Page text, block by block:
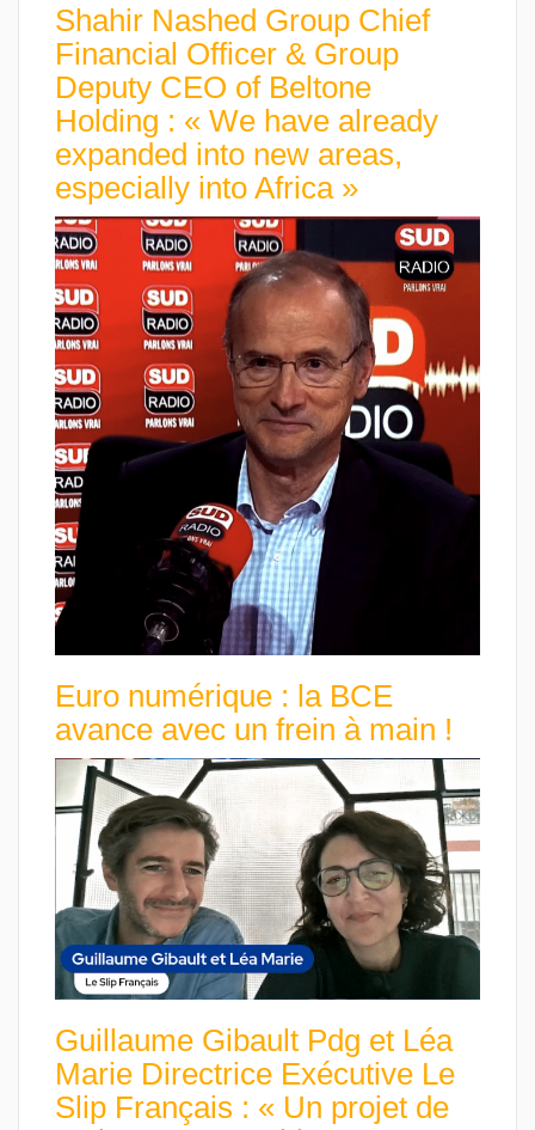
Shahir Nashed Group Chief
Financial Officer & Group
Deputy CEO of Beltone
Holding : « We have already
expanded into new areas,
especially into Africa »
Euro numérique : la BCE
avance avec un frein à main !
Guillaume Gibault Pdg et Léa
Marie Directrice Exécutive Le
Slip Français : « Un projet de